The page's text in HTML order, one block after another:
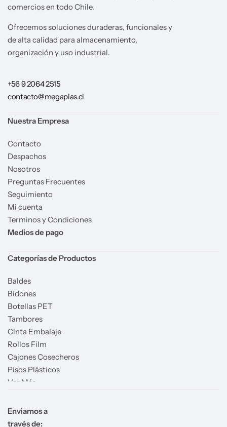
comercios en todo Chile.
Ofrecemos soluciones duraderas, funcionales y
de alta calidad para almacenamiento,
organización y uso industrial.
+56 9 2064 2515
contacto@megaplas.cl
Nuestra Empresa
Contacto
Despachos
Nosotros
Preguntas Frecuentes
Seguimiento
Mi cuenta
Terminos y Condiciones
Medios de pago
Categorías de Productos
Baldes
Bidones
Botellas PET
Tambores
Cinta Embalaje
Rollos Film
Cajones Cosecheros
Pisos Plásticos
Ver Más
Enviamos a
través de: